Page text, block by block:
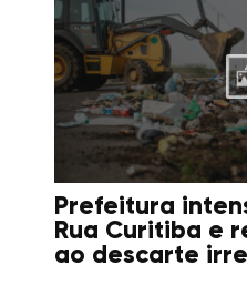
Prefeitura
Rua Curitiba e
ao descarte